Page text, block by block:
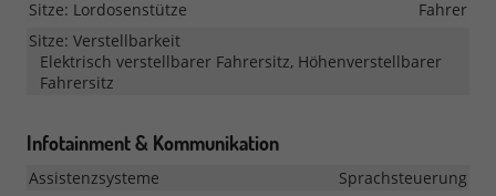
Sitze: Lordosenstütze
Fahrer
Sitze: Verstellbarkeit
Elektrisch verstellbarer Fahrersitz, Höhenverstellbarer
Fahrersitz
Infotainment & Kommunikation
Assistenzsysteme
Sprachsteuerung